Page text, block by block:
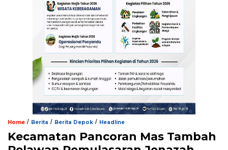
Home / Berita / Berita Depok / Headline
Kecamatan Pancoran Mas Tambah